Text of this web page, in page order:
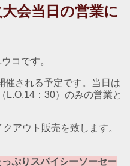
会当日の営業に
コです。
催される予定です。当日は
L.O.14：30）のみの営業 と
アウト販売を致します。
ぷりスパイシーソーセー